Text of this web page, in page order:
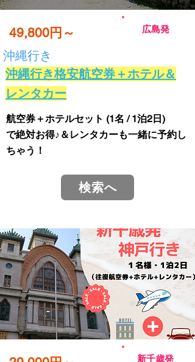
49,800円～ 広島発
沖縄行き
沖縄行き格安航空券＋ホテル＆
レンタカー
航空券＋ホテルセット (1名 / 1泊2日)
で絶対お得♪＆レンタカーも一緒に予約し
ちゃう！
検索へ
新千歳発